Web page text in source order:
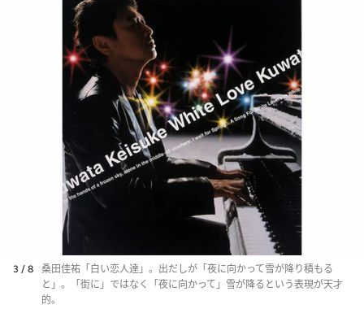
3 / 8
桑田佳祐「白い恋人達」。出だしが「夜に向かって雪が降り積もる
と」。「街に」ではなく「夜に向かって」雪が降るという表現が天才
的。